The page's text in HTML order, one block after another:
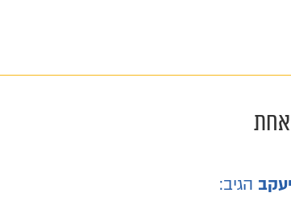
אחת
יעקב הגיב: